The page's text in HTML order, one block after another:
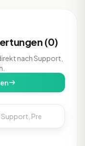
(0)
nach Support,